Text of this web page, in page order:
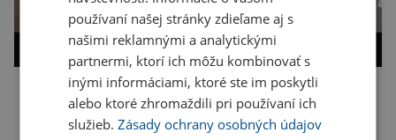
Kopírovať odkaz
používaní našej stránky zdieľame aj s
našimi reklamnými a analytickými
partnermi, ktorí ich môžu kombinovať s
inými informáciami, ktoré ste im poskytli
alebo ktoré zhromaždili pri používaní ich
služieb.Zásady ochrany osobných údajov